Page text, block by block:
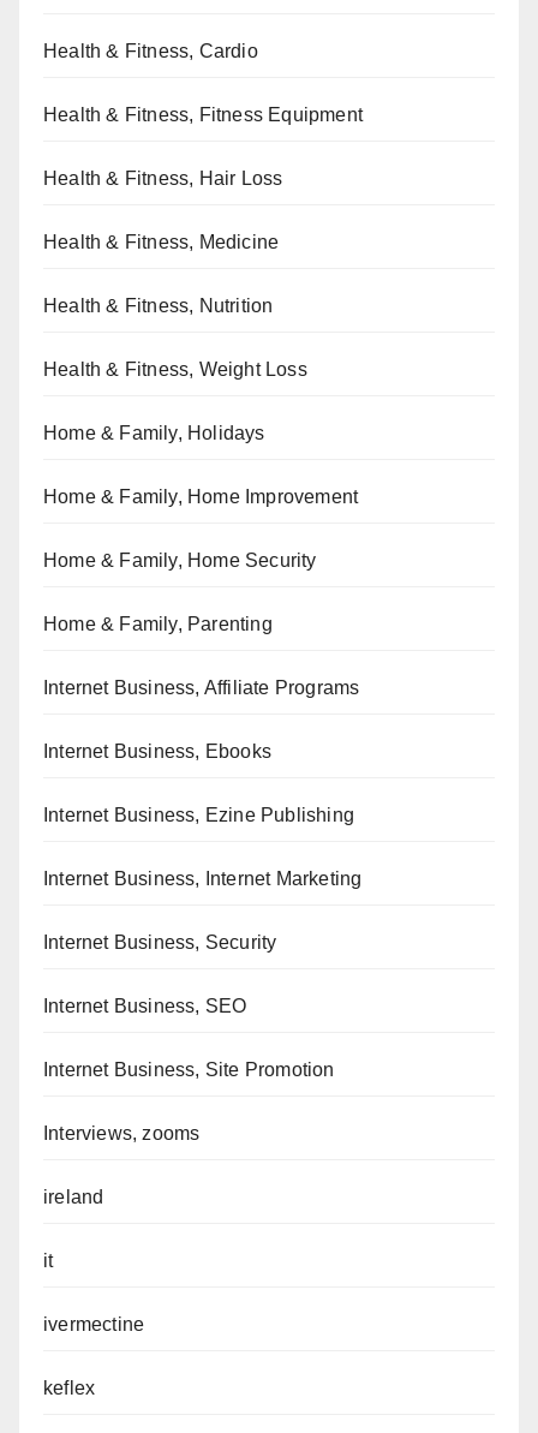
Health & Fitness, Cardio
Health & Fitness, Fitness Equipment
Health & Fitness, Hair Loss
Health & Fitness, Medicine
Health & Fitness, Nutrition
Health & Fitness, Weight Loss
Home & Family, Holidays
Home & Family, Home Improvement
Home & Family, Home Security
Home & Family, Parenting
Internet Business, Affiliate Programs
Internet Business, Ebooks
Internet Business, Ezine Publishing
Internet Business, Internet Marketing
Internet Business, Security
Internet Business, SEO
Internet Business, Site Promotion
Interviews, zooms
ireland
it
ivermectine
keflex